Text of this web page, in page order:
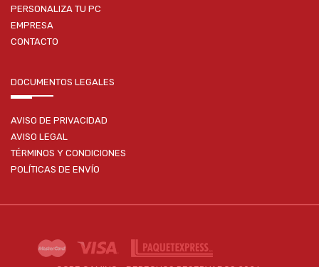
PERSONALIZA TU PC
EMPRESA
CONTACTO
DOCUMENTOS LEGALES
AVISO DE PRIVACIDAD
AVISO LEGAL
TÉRMINOS Y CONDICIONES
POLÍTICAS DE ENVÍO